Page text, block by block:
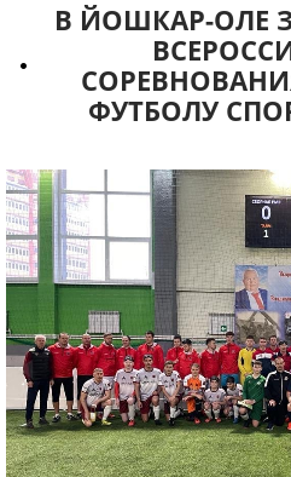
В ЙОШКАР-ОЛЕ
ФУТБОЛУ